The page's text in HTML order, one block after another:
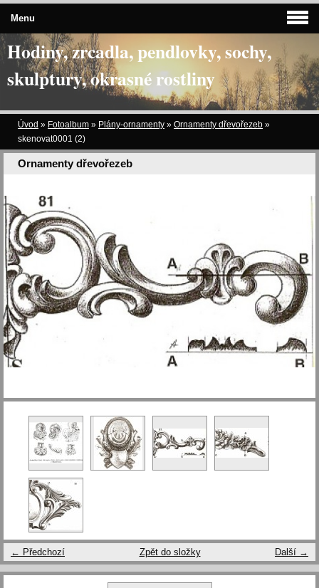
Hodiny, zrcadla, pendlovky, sochy,
skulptury, okrasné rostliny
Úvod » Fotoalbum » Plány-ornamenty » Ornamenty dřevořezeb »
skenovat0001 (2)
Ornamenty dřevořezeb
← Předchozí Další →
Zpět do složky
Menu